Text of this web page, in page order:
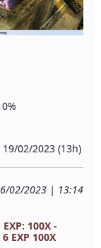
19/02/2023 (13h)
02/2023 | 13:14
100X -
EXP 100X